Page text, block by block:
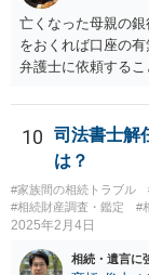
亡くなった母親の
をおくれば口座の
弁護士に依頼する
高は教えてくれる
であれば、弁護士
10
司法書士解
は？
#家族間の相続トラブル
#相続財産調査・鑑定
#
2025年2月4日
相続・遺言に